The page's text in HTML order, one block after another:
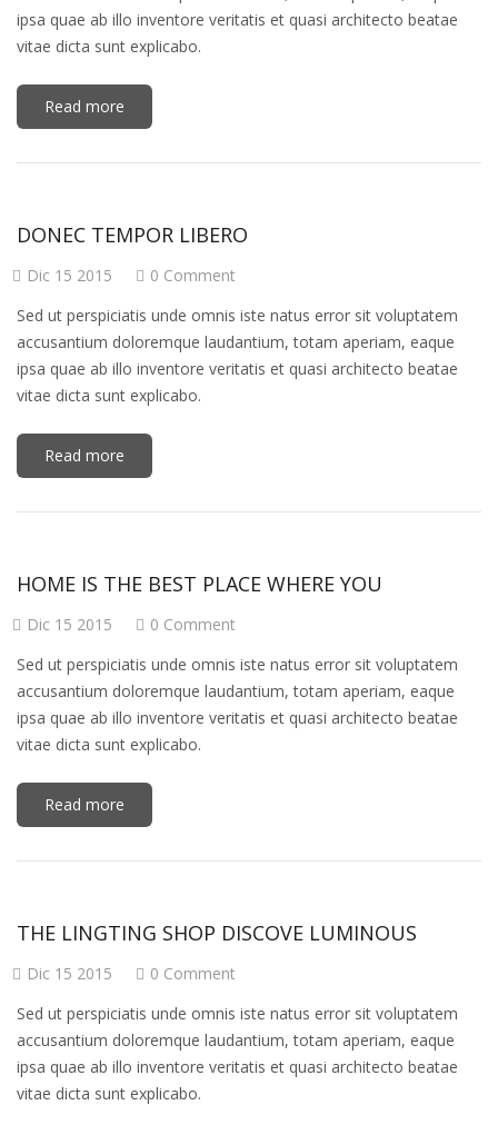
ipsa quae ab illo inventore veritatis et quasi architecto beatae
vitae dicta sunt explicabo.
Read more
DONEC TEMPOR LIBERO
Dic 15 2015
0 Comment
Sed ut perspiciatis unde omnis iste natus error sit voluptatem
accusantium doloremque laudantium, totam aperiam, eaque
ipsa quae ab illo inventore veritatis et quasi architecto beatae
vitae dicta sunt explicabo.
Read more
HOME IS THE BEST PLACE WHERE YOU
Dic 15 2015
0 Comment
Sed ut perspiciatis unde omnis iste natus error sit voluptatem
accusantium doloremque laudantium, totam aperiam, eaque
ipsa quae ab illo inventore veritatis et quasi architecto beatae
vitae dicta sunt explicabo.
Read more
THE LINGTING SHOP DISCOVE LUMINOUS
Dic 15 2015
0 Comment
Sed ut perspiciatis unde omnis iste natus error sit voluptatem
accusantium doloremque laudantium, totam aperiam, eaque
ipsa quae ab illo inventore veritatis et quasi architecto beatae
vitae dicta sunt explicabo.